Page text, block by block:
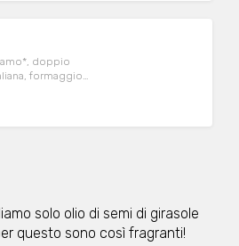
doppio
formaggio
patate* Fries e
solo olio di semi di girasole
questo sono così fragranti!